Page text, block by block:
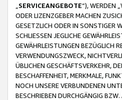
SERVICEANGEBOTE“), WERDEN
ODER LIZENZGEBER MACHEN
GESETZLICH ODER IN SONSTIGER
SCHLIESSEN JEGLICHE
GEWÄHRLEISTUNGEN BEZÜGLICH
VERWENDUNGSZWECK,
ÜBLICHEN GESCHÄFTSVERKEHR,
BESCHAFFENHEIT, MERKMALE,
NOCH UNSERE VERBUNDENEN
BESCHRIEBEN DURCHGÄNGIG